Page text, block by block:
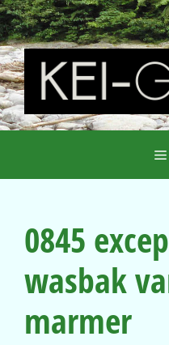
Ga
naar
de
inhoud
0845
wasbak
marmer